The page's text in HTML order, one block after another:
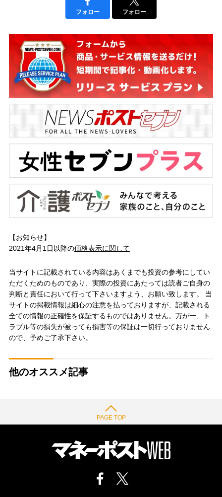
フォロー フォロー
【お知らせ】
2021年4月1日以降の価格表示に関して
当サイトに記載されている内容はあくまでも投資の参考にしてい
ただくためのものであり、実際の投資にあたっては読者ご自身の
判断と責任において行って下さいますよう、お願い致します。 当
サイトの掲載情報は細心の注意を払っておりますが、記載される
全ての情報の正確性を保証するものではありません。万が一、ト
ラブル等の損失が被っても損害等の保証は一切行っておりません
ので、予めご了承下さい。
他のオススメ記事
PAGE TOP